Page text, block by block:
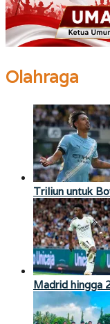
Olahraga
Triliun untuk
Madrid hingga